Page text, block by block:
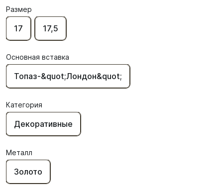
Размер
17 17,5
Основная вставка
Топаз-&quot;Лондон&quot;
Категория
Декоративные
Металл
Золото